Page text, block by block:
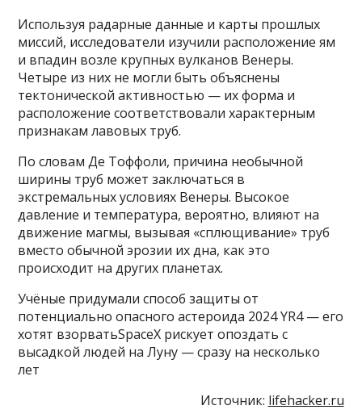
Используя радарные данные и карты прошлых
миссий, исследователи изучили расположение ям
и впадин возле крупных вулканов Венеры.
Четыре из них не могли быть объяснены
тектонической активностью — их форма и
расположение соответствовали характерным
признакам лавовых труб.
По словам Де Тоффоли, причина необычной
ширины труб может заключаться в
экстремальных условиях Венеры. Высокое
давление и температура, вероятно, влияют на
движение магмы, вызывая «сплющивание» труб
вместо обычной эрозии их дна, как это
происходит на других планетах.
Учёные придумали способ защиты от
потенциально опасного астероида 2024 YR4 — его
хотят взорватьSpaceX рискует опоздать с
высадкой людей на Луну — сразу на несколько
лет
Источник: lifehacker.ru